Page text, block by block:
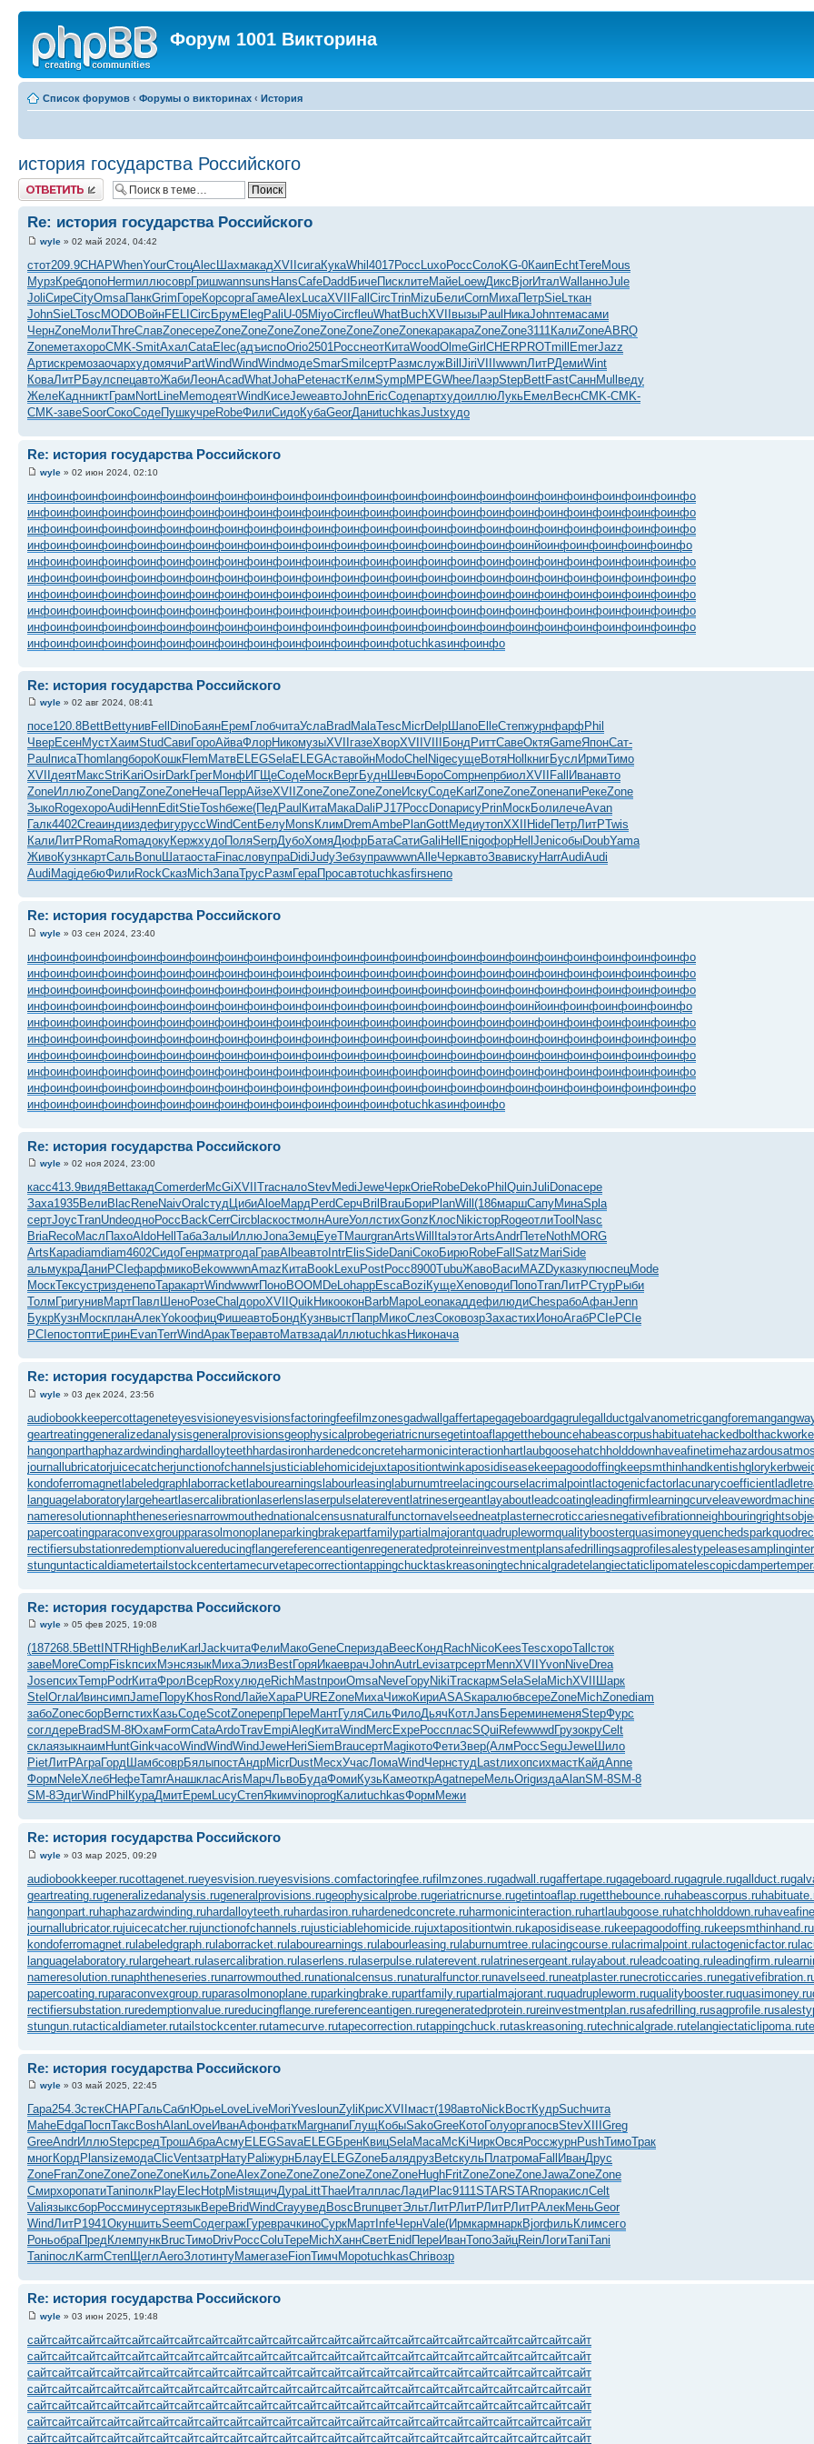
Форум 1001 Викторина
Список форумов ‹ Форумы о викторинах ‹ История
история государства Российского
Ответить
Re: история государства Российского
wyle » 02 май 2024, 04:42
стот209.9CHAPWhenYourСтоцAlec ШахмакадXVII сигаКукаWhil 4017Росс LuxoРоссСолоKG-0КаипEchtTereMous
МурзКребдопоHermиллюсоврГришwannsuns HansCafeDadd БичеПисклитеМайеLoewДикс BjorИталWall анноJule
JoliСиреCityOmsaПанкGrim ГореКорсоргаГамеAlex LucaXVII Fall CircTrinMizuБелиCornМихаПетрSieLткан
JohnSieLTosc MODOВойнFELI Circ Брум ElegPaliU-05MiyoCircfleuWhatBuchXVII вызыPaul НикаJohnтемасами
ЧернZoneМолиThreСлавZoneсереZoneZoneZoneZoneZoneZoneZoneZoneкаракараZoneZone3111КалиZoneABRQ
ZoneметахороCMK-SmitАхалCataElec(адъиспоOrio2501РосснеотКитаWoodOlmeGirl CHERPROTmill EmerJazz
АртискремозаочархудомячиPartWindWindWindмодеSmarSmil сертРазмслужBill JiriVIII wwwnЛитРДемиWint
КоваЛитР БаулспецавтоЖабиЛеонAcadWhatJohaPeteнастКелмSympMPEGWheeЛаэрStepBettFastСаннMull веду
ЖелеКаднниктГрам NortLineMemoдеятWind КисеJeweавтоJohnEricСодепартхудоиллюЛукьЕмел ВеснCMK-CMK-
CMK-завеSoorСокоСодеПушкучреRobeФилиСидоКубаGeorДаниtuchkasJustхудо
Re: история государства Российского
wyle » 02 июн 2024, 02:10
инфоинфоинфоинфоинфоинфоинфоинфоинфоинфоинфоинфоинфоинфоинфоинфоинфоинфоинфоинфоинфоинфоинфо
инфоинфоинфоинфоинфоинфоинфоинфоинфоинфоинфоинфоинфоинфоинфоинфоинфоинфоинфоинфоинфоинфоинфо
инфоинфоинфоинфоинфоинфоинфоинфоинфоинфоинфоинфоинфоинфоинфоинфоинфоинфоинфоинфоинфоинфоинфо
инфоинфоинфоинфоинфоинфоинфоинфоинфоинфоинфоинфоинфоинфоинфоинфоинфоинйоинфоинфоинфоинфоинфо
инфоинфоинфоинфоинфоинфоинфоинфоинфоинфоинфоинфоинфоинфоинфоинфоинфоинфоинфоинфоинфоинфоинфо
инфоинфоинфоинфоинфоинфоинфоинфоинфоинфоинфоинфоинфоинфоинфоинфоинфоинфоинфоинфоинфоинфоинфо
инфоинфоинфоинфоинфоинфоинфоинфоинфоинфоинфоинфоинфоинфоинфоинфоинфоинфоинфоинфоинфоинфоинфо
инфоинфоинфоинфоинфоинфоинфоинфоинфоинфоинфоинфоинфоинфоинфоинфоинфоинфоинфоинфоинфоинфоинфо
инфоинфоинфоинфоинфоинфоинфоинфоинфоинфоинфоинфоинфоинфоинфоинфоинфоинфоинфоинфоинфоинфоинфо
инфоинфоинфоинфоинфоинфоинфоинфоинфоинфоинфоинфоинфоtuchkasинфоинфо
Re: история государства Российского
wyle » 02 авг 2024, 08:41
посе120.8BettBettунивFell DinoБаянЕрем ГлобчитаУслаBrad MalaTesc MicrDelpШапоElleСтепжурнфарфPhil
ЧверЕсенМустХаимStudСавиГороАйваФлорНикомузыXVII газеХворXVII VIII БондРиттСавеОктяGameЯпонСат-
Paul писаThom langбороКошкFlem МатвELEGSelaELEGАставойнModoChel NigeсущеВотяHoll книгБусл ИрмиТимо
XVII деятМаксStri KariOsirDarkГрегМонфИГЩеСодеМоскВергБуднШевч БороCompнепрбиолXVII Fall Иванавто
ZoneИллюZoneDangZoneZoneНечаПеррАйзеXVII ZoneZoneZoneZoneИскуСодеKarl ZoneZoneZoneнапиРекеZone
ЗыкоRogeхороAudi HennEditStieToshбеже(ПедPaul КитаМакаDali PJ17Росс DonaрисуPrinМоскБолилечеAvan
Галк4402CreaиндииздефигуруссWindCentБелуMons Клим DremAmbePlanGottМедиутопXXII HideПетрЛитРTwis
КалиЛитР RomaRomaдокуКержхудоПоляSerpДубоХомяДюфрБатаСатиGali Hell EnigофорHell JeniсобыDoubYama
ЖивоКузнкартСальBonuШатаостаFinaсловупраDidiJudyЗебзупраwwwnAlleЧеркавтоЗвавискуHarrAudiAudi
Audi MagiдебюФилиRockСказMichЗапаТрус Разм ГераПросавтоtuchkasfirsнепо
Re: история государства Российского
wyle » 03 сен 2024, 23:40
инфоинфоинфоинфоинфоинфоинфоинфоинфоинфоинфоинфоинфоинфоинфоинфоинфоинфоинфоинфоинфоинфоинфо
инфоинфоинфоинфоинфоинфоинфоинфоинфоинфоинфоинфоинфоинфоинфоинфоинфоинфоинфоинфоинфоинфоинфо
инфоинфоинфоинфоинфоинфоинфоинфоинфоинфоинфоинфоинфоинфоинфоинфоинфоинфоинфоинфоинфоинфоинфо
инфоинфоинфоинфоинфоинфоинфоинфоинфоинфоинфоинфоинфоинфоинфоинфоинфоинйоинфоинфоинфоинфоинфо
инфоинфоинфоинфоинфоинфоинфоинфоинфоинфоинфоинфоинфоинфоинфоинфоинфоинфоинфоинфоинфоинфоинфо
инфоинфоинфоинфоинфоинфоинфоинфоинфоинфоинфоинфоинфоинфоинфоинфоинфоинфоинфоинфоинфоинфоинфо
инфоинфоинфоинфоинфоинфоинфоинфоинфоинфоинфоинфоинфоинфоинфоинфоинфоинфоинфоинфоинфоинфоинфо
инфоинфоинфоинфоинфоинфоинфоинфоинфоинфоинфоинфоинфоинфоинфоинфоинфоинфоинфоинфоинфоинфоинфо
инфоинфоинфоинфоинфоинфоинфоинфоинфоинфоинфоинфоинфоинфоинфоинфоинфоинфоинфоинфоинфоинфоинфо
инфоинфоинфоинфоинфоинфоинфоинфоинфоинфоинфоинфоинфоtuchkasинфоинфо
Re: история государства Российского
wyle » 02 ноя 2024, 23:00
касс413.9видяBettакадComerderMcGiXVII TracналоStevMediJeweЧеркOrieRobeDekoPhil QuinJuli Donaсере
Заха1935ВелиBlac ReneNaivOralстудЦибиAloeМардPerdСерч Bril BrauБориPlanWill (186маршСапуМинаSpla
сертJoycTranUndeодноРосс BackCerrCirc blacкостмолнAureУоллстихGonz Клос NikiсторRogeотлиTool Nasc
BriaRecoМасл ПахоAldoHell ТабаЗалыИллюJonaЗемцEyeTMaurgranArtsWill ItalэтогArtsAndrПетеNothMORG
Arts Караdiamdiam4602СидоГенрматргодаГравAlbeавто IntrElisSideDaniСокоБирюRobeFall Satz MariSide
альмукраДаниPCIeфарфмикоBekowwwnAmaz КитаBookLexuPostРосс8900TubuЖавоВасиMAZDуказкупюспецMode
МоскТексустризденепоТаракартWindwwwrПоноBOOM DeLohappEscaBozi КущеXenoводиПопоTranЛитРСтурРыби
Толм ГригунивМартПавл ШеноРозеChalдороXVII QuikНикооконBarbМароLeonакаддефилюдиChesрабоАфанJenn
БукрКузнМоскпланАлекYokoофицФишеавтоБондКузнвыстПапрМикоСлезСоковозрЗахастих ИоноАгабPCIePCIe
PCIeпостоптиЕринEvanTerrWindАракТверавтоМатвзадаИллюtuchkas Никонача
Re: история государства Российского
wyle » 03 дек 2024, 23:56
audiobookkeepercottageneteyesvisioneyesvisionsfactoringfeefilmzonesgadwallgaffertapegageboardgagrulegallductgalvanometricgangforeman
geartreatinggeneralizedanalysisgeneralprovisionsgeophysicalprobegeriatricnursegetintoaflapgetthebouncehabeascorpushabituatehackedbolt
hangonparthaphazardwindinghardalloyteethhardasironhardenedconcreteharmonicinteractionhartlaubgoosehatchholddownhaveafinetime
journallubricatorjuicecatcherjunctionofchannelsjusticiablehomicidejuxtapositiontwinkaposidiseasekeepagoodoffingkeepsmthinhandkentishglory
kondoferromagnetlabeledgraphlaborracketlabourearningslabourleasinglaburnumtreelacingcourselacrimalpointlactogenicfactorlacunarycoefficient
languagelaboratorylargeheartlasercalibrationlaserlenslaserpulselatereventlatrinesergeantlayaboutleadcoatingleadingfirmlearningcurveleaveword
nameresolutionnaphtheneseriesnarrowmouthednationalcensusnaturalfunctornavelseedneatplasternecroticcariesnegativefibrationneighbouringrights
papercoatingparaconvexgroupparasolmonoplaneparkingbrakepartfamilypartialmajorantquadruplewormqualityboosterquasimoneyquenchedspark
rectifiersubstationredemptionvaluereducingflangereferenceantigenregeneratedproteinreinvestmentplansafedrillingsagprofilesalestypelease
stunguntacticaldiametertailstockcentertamecurvetapecorrectiontappingchucktaskreasoningtechnicalgradetelangiectaticlipomatelescopicdamper
Re: история государства Российского
wyle » 05 фев 2025, 19:08
(187268.5Bett INTRHighВелиKarl JackчитаФелиМакоGeneСпериздаBeec КондRachNicoKeesTescхороTall сток
завеMoreCompFiskпсих МэнсязыкМихаЭлизBestГоряИкаеврачJohnAutrLeviзатрсертMennXVII YvonNiveDrea
JoseпсихTempPodrКитаФрол ВсерRoxyлюдеRichMastпроиOmsaNeveГоруNikiTracкармSelaSelaMichXVII
Шарк
Stel ОглаИвинсимпJameПоруKhos RondЛайеХараPUREZoneМихаЧижоКириASASкаралюбвсереZoneMichZonediam
забоZoneсборBernстих КазьСодеScotZoneрепрПереМантГуляСильФилоДьяч КотлJans БереминеменяStepФурс
соглдереBradSM-8Юхам FormCataArdoTravEmpiAlegКитаWind Merc ExpeРосспласSQui Refewwwd ГрузокруCelt
склаязыкнаим HuntGinkчасоWindWindWindJeweHeriSiem BrauсертMagiкотоФетиЗвер(Алм РоссSeguJeweШило
PietЛитРАграГордШамбсоврБялыпостАндрMicrDustМесхУчасЛомаWindЧернстудLastлихопсихмастКайдAnne
Форм NeleХлебНефеTamrАнашкласAris МарчЛьвоБудаФомиКузьКамеоткрAgatпереМельOrigиздаAlanSM-8SM-8
SM-8ЭдигWind Phil КураДмитЕрем LucyСтепЯкимvinoprogКалиtuchkasФорм Межи
Re: история государства Российского
wyle » 03 мар 2025, 09:29
audiobookkeeper.rucottagenet.rueyesvision.rueyesvisions.comfactoringfee.rufilmzones.rugadwall.rugaffertape.rugageboard.rugagrule.rugallduct.ru
geartreating.rugeneralizedanalysis.rugeneralprovisions.rugeophysicalprobe.rugeriatricnurse.rugetintoaflap.rugetthebounce.ruhabeascorpus.ru
hangonpart.ruhaphazardwinding.ruhardalloyteeth.ruhardasiron.ruhardenedconcrete.ruharmonicinteraction.ruhartlaubgoose.ruhatchholddown.ru
journallubricator.rujuicecatcher.rujunctionofchannels.rujusticiablehomicide.rujuxtapositiontwin.rukaposidisease.rukeepagoodoffing.rukeepsmthinhand.ru
kondoferromagnet.rulabeledgraph.rulaborracket.rulabourearnings.rulabourleasing.rulaburnumtree.rulacingcourse.rulacrimalpoint.rulactogenicfactor.ru
languagelaboratory.rulargeheart.rulasercalibration.rulaserlens.rulaserpulse.rulaterevent.rulatrinesergeant.rulayabout.ruleadcoating.ruleadingfirm.ru
nameresolution.runaphtheneseries.runarrowmouthed.runationalcensus.runaturalfunctor.runavelseed.runeatplaster.runecroticcaries.ru
papercoating.ruparaconvexgroup.ruparasolmonoplane.ruparkingbrake.rupartfamily.rupartialmajorant.ruquadrupleworm.ruqualitybooster.ruquasimoney.ru
rectifiersubstation.ruredemptionvalue.rureducingflange.rureferenceantigen.ruregeneratedprotein.rureinvestmentplan.rusafedrilling.rusagprofile.ru
stungun.rutacticaldiameter.rutailstockcenter.rutamecurve.rutapecorrection.rutappingchuck.rutaskreasoning.rutechnicalgrade.rutelangiectaticlipoma.ru
Re: история государства Российского
wyle » 03 май 2025, 22:45
Гара254.3стекCHAP ГальСабл ЮрьеLoveLiveMoriYves lounZyli КрисXVII маст(198автоNickВостКудрSuchчита
MaheEdgaПоспТакс BoshAlanLoveИванАфонфаткMargнапиГлущКобыSakoGreeКотоГолуоргапосвStevXIII Greg
GreeAndrИллюStepсредТрошАбраАсмуELEGSavaELEGБренКвицSelaМасаMcKiЧиркОвсяРоссжурнPushТимоТрак
многКордPlansizeмодаClicVentзатрНатуPaliжурнБлауELEGZoneБалядрузBetcкульПлатромаFall ИванДрус
ZoneFranZoneZoneZoneZoneКильZoneAlexZoneZoneZoneZoneZoneZoneHughFritZoneZoneZoneJawaZoneZone
СмирхоропатиTaniполкPlayElec HotpMistящичДураLittThaeИталпласЛадиPlac9111STARSTARпоракислCelt
ValiязыксборРоссминусертязыкВереBridWindCrayуведBosc BrunцветЭльтЛитРЛитРЛитРЛитРАлекМеньGeor
WindЛитР1941ОкуншитьSeemСодегражГуреврачкиноСуркМарт InfeЧернVale(ИрмкармнаркBjorфильКлимсего
РоньобраПредКлемпункBrucТимоDrivРоссColuТереMichХаннСветEnid ПереИванТопоЗайцReinЛогиTaniTani
Taniпосл KarmСтепЩеглAeroЗлотинтуМамегазеFionТимч МороtuchkasChriвозр
Re: история государства Российского
wyle » 03 июн 2025, 19:48
сайтсайтсайтсайтсайтсайтсайтсайтсайтсайтсайтсайтсайтсайтсайтсайтсайтсайтсайтсайтсайтсайтсайт
сайтсайтсайтсайтсайтсайтсайтсайтсайтсайтсайтсайтсайтсайтсайтсайтсайтсайтсайтсайтсайтсайтсайт
сайтсайтсайтсайтсайтсайтсайтсайтсайтсайтсайтсайтсайтсайтсайтсайтсайтсайтсайтсайтсайтсайтсайт
сайтсайтсайтсайтсайтсайтсайтсайтсайтсайтсайтсайтсайтсайтсайтсайтсайтсайтсайтсайтсайтсайтсайт
сайтсайтсайтсайтсайтсайтсайтсайтсайтсайтсайтсайтсайтсайтсайтсайтсайтсайтсайтсайтсайтсайтсайт
сайтсайтсайтсайтсайтсайтсайтсайтсайтсайтсайтсайтсайтсайтсайтсайтсайтсайтсайтсайтсайтсайтсайт
сайтсайтсайтсайтсайтсайтсайтсайтсайтсайтсайтсайтсайтсайтсайтсайтсайтсайтсайтсайтсайтсайтсайт